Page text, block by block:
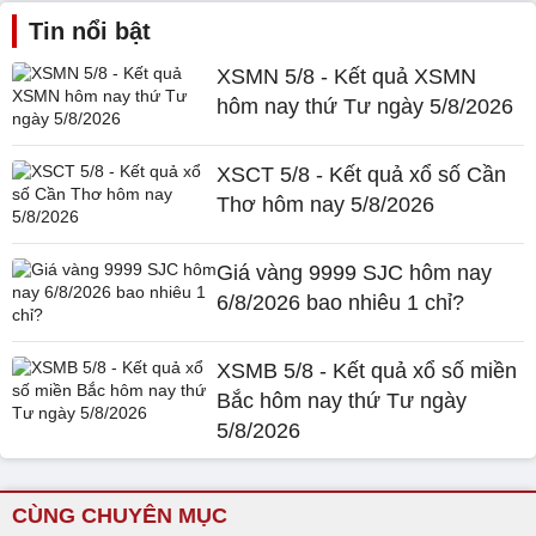
Tin nổi bật
XSMN 5/8 - Kết quả XSMN
hôm nay thứ Tư ngày 5/8/2026
XSCT 5/8 - Kết quả xổ số Cần
Thơ hôm nay 5/8/2026
Giá vàng 9999 SJC hôm nay
6/8/2026 bao nhiêu 1 chỉ?
XSMB 5/8 - Kết quả xổ số miền
Bắc hôm nay thứ Tư ngày
5/8/2026
CÙNG CHUYÊN MỤC